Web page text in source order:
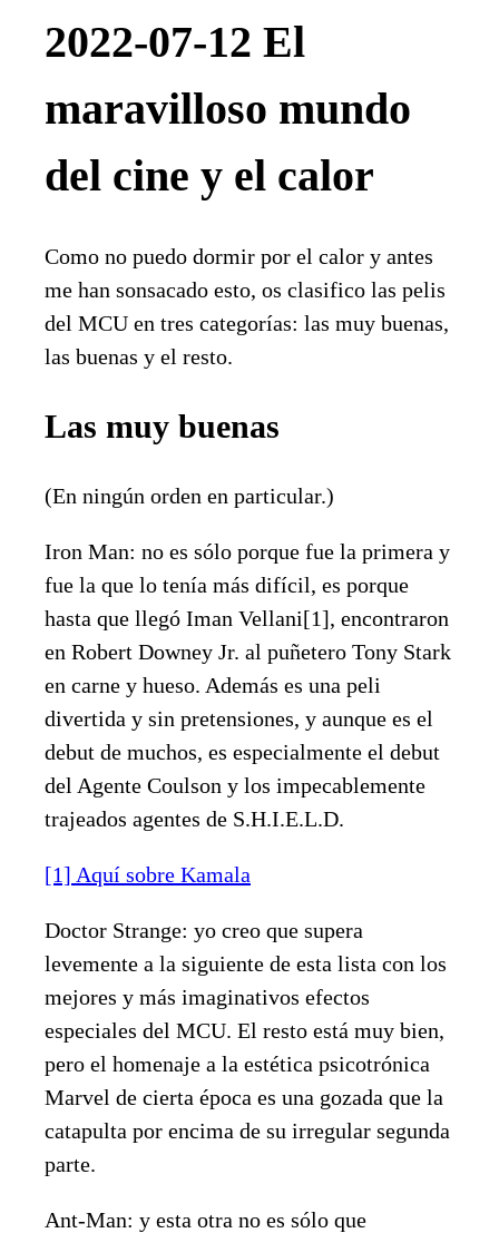
2022-07-12 El
maravilloso mundo
del cine y el calor
Como no puedo dormir por el calor y antes
me han sonsacado esto, os clasifico las pelis
del MCU en tres categorías: las muy buenas,
las buenas y el resto.
Las muy buenas
(En ningún orden en particular.)
Iron Man: no es sólo porque fue la primera y
fue la que lo tenía más difícil, es porque
hasta que llegó Iman Vellani[1], encontraron
en Robert Downey Jr. al puñetero Tony Stark
en carne y hueso. Además es una peli
divertida y sin pretensiones, y aunque es el
debut de muchos, es especialmente el debut
del Agente Coulson y los impecablemente
trajeados agentes de S.H.I.E.L.D.
[1] Aquí sobre Kamala
Doctor Strange: yo creo que supera
levemente a la siguiente de esta lista con los
mejores y más imaginativos efectos
especiales del MCU. El resto está muy bien,
pero el homenaje a la estética psicotrónica
Marvel de cierta época es una gozada que la
catapulta por encima de su irregular segunda
parte.
Ant-Man: y esta otra no es sólo que